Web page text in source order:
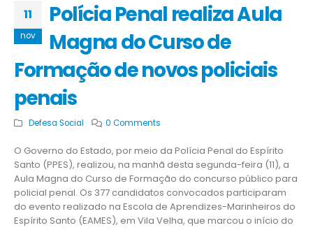
11
nov
Polícia Penal realiza Aula
Magna do Curso de
Formação de novos policiais
penais
Defesa Social 0 Comments
O Governo do Estado, por meio da Polícia Penal do Espírito
Santo (PPES), realizou, na manhã desta segunda-feira (11), a
Aula Magna do Curso de Formação do concurso público para
policial penal. Os 377 candidatos convocados participaram
do evento realizado na Escola de Aprendizes-Marinheiros do
Espírito Santo (EAMES), em Vila Velha, que marcou o início do